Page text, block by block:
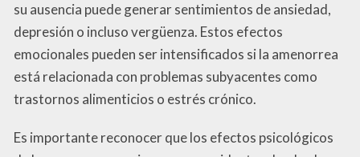
su ausencia puede generar sentimientos de ansiedad,
depresión o incluso vergüenza. Estos efectos
emocionales pueden ser intensificados si la amenorrea
está relacionada con problemas subyacentes como
trastornos alimenticios o estrés crónico.
Es importante reconocer que los efectos psicológicos